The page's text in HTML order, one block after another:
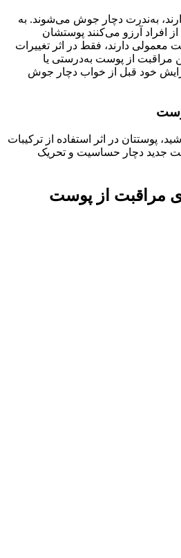
به‌ندرت دچار جوش می‌شوند‌. به
افراد آرزو می‌کنند پوستشان
دارند، فقط در اثر تغییرات
مراقبت از پوست به‌درستی یا
خود قبل از خواب دچار جوش
پوستتان در اثر استفاده از ترکیبات
جدید دچار حساسیت و تحریک
مراقبت از پوست